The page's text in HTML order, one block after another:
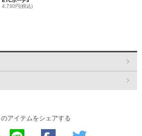
4,730円(税込)
のアイテムをシェアする